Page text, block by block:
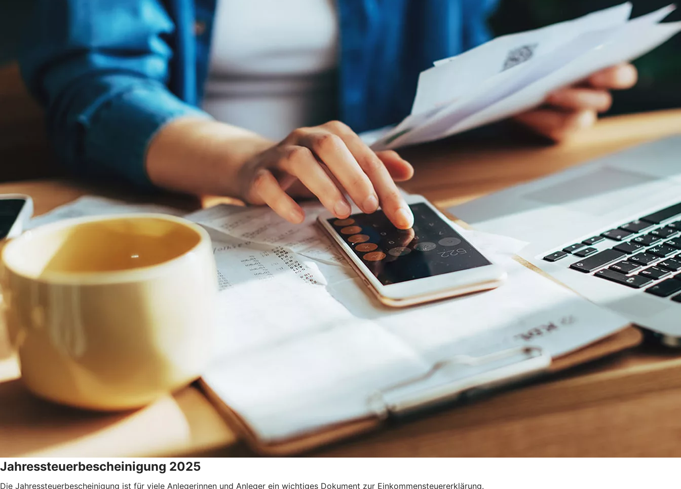
Jahressteuerbescheinigung 2025
Die Jahressteuerbescheinigung ist für viele Anlegerinnen und Anleger ein wichtiges Dokument zur Einkommensteuererklärung.